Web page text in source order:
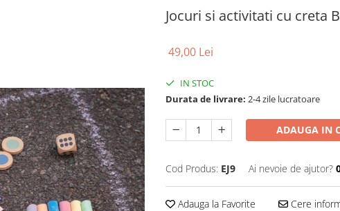
Jocuri si activitati cu creta
49,00 Lei
IN STOC
Durata de livrare: 2-4 zile lucratoare
ADAUGA IN
Cod Produs: EJ9 Ai nevoie de ajutor?
Adauga la Favorite Cere